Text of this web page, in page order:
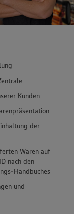
Kunden
der
Waren auf
nach den
Handbuches
und